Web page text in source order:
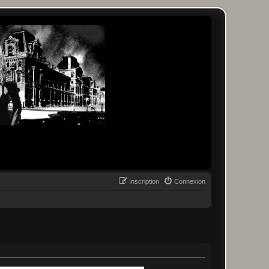
Connexion
Inscription